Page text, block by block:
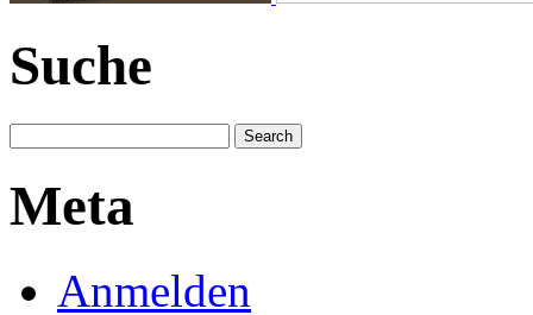
Suche
Meta
Anmelden